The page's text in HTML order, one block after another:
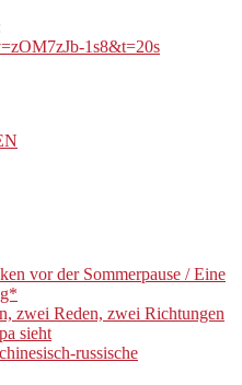
1s8&t=20s
vor der Sommerpause / Eine
zwei Reden, zwei Richtungen
sieht
russische